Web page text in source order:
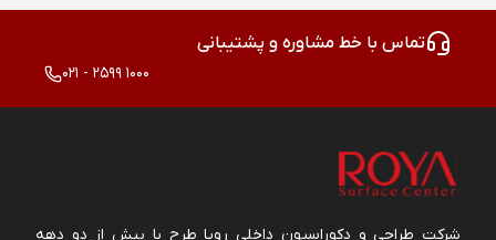
تماس با خط مشاوره و پشتیبانی
021 - 2599 1000
شرکت طراحی و دکوراسیون داخلی رویا طرح با بیش از دو دهه